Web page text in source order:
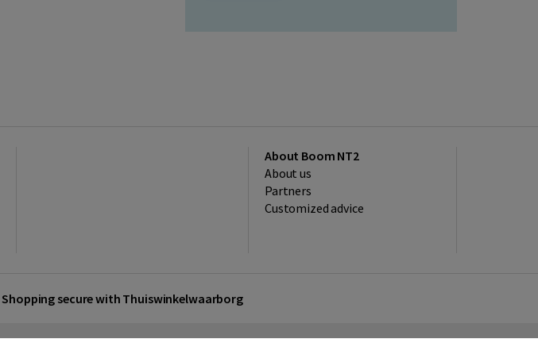
About Boom NT2
About us
Partners
Customized advice
Shopping secure with Thuiswinkelwaarborg